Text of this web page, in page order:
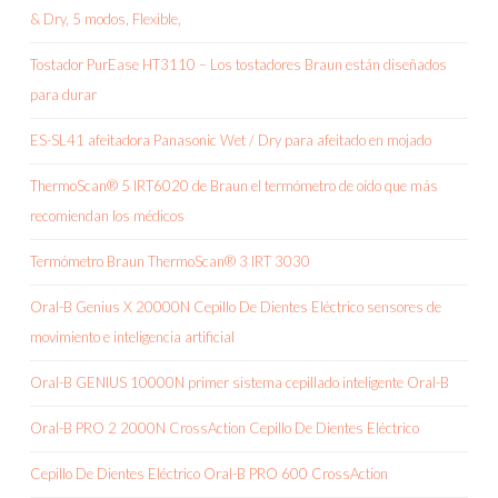
& Dry, 5 modos, Flexible,
Tostador PurEase HT3110 – Los tostadores Braun están diseñados
para durar
ES-SL41 afeitadora Panasonic Wet / Dry para afeitado en mojado
ThermoScan® 5 IRT6020 de Braun el termómetro de oído que más
recomiendan los médicos
Termómetro Braun ThermoScan® 3 IRT 3030
Oral-B Genius X 20000N Cepillo De Dientes Eléctrico sensores de
movimiento e inteligencia artificial
Oral-B GENIUS 10000N primer sistema cepillado inteligente Oral-B
Oral-B PRO 2 2000N CrossAction Cepillo De Dientes Eléctrico
Cepillo De Dientes Eléctrico Oral-B PRO 600 CrossAction